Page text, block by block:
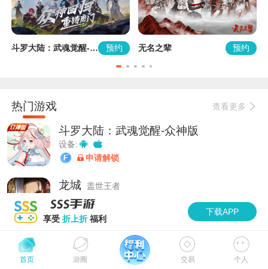
斗罗大陆：武魂觉醒-众神版 预约 无名之辈 预约
热门游戏 查看更多
斗罗大陆：武魂觉醒-众神版
设备:
申请解锁
龙城 盖世王者
设备:
申请解锁
无名之辈
设备:
申请解锁
加速
享受 折上折 福利
下载APP
首页 游圈 交易 个人